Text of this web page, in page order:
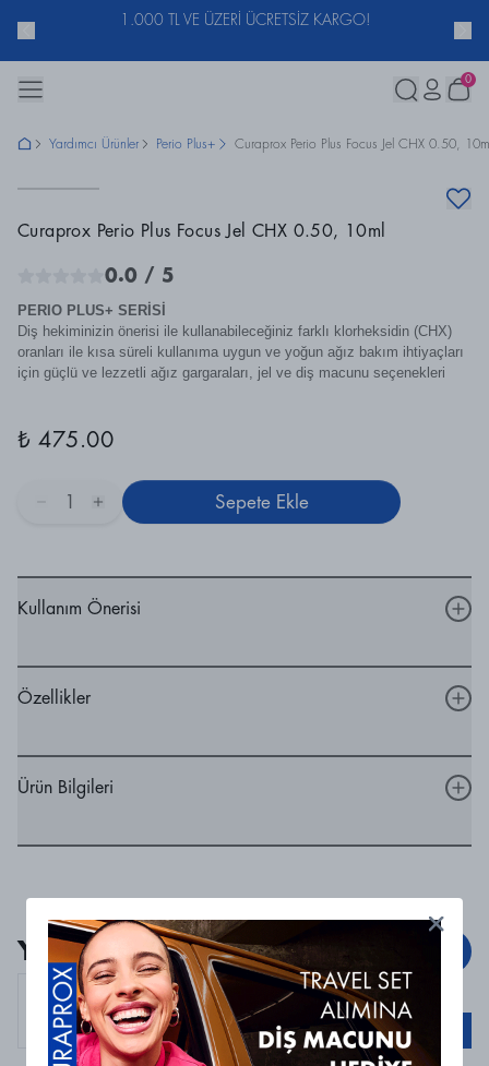
1.000 TL VE ÜZERİ ÜCRETSİZ KARGO!
0
Yardımcı Ürünler Perio Plus+ Curaprox Perio Plus Focus Jel CHX 0.50,
Curaprox Perio Plus Focus Jel CHX 0.50, 10ml
0.0 / 5
PERIO PLUS+ SERİSİ
Diş hekiminizin önerisi ile kullanabileceğiniz farklı klorheksidin (CHX)
oranları ile kısa süreli kullanıma uygun ve yoğun ağız bakım ihtiyaçları
için güçlü ve lezzetli ağız gargaraları, jel ve diş macunu seçenekleri
₺ 475.00
1 Sepete Ekle
Kullanım Önerisi
Özellikler
Ürün Bilgileri
Yorumlar
Curaprox
Curaprox Perio Plus Focus Jel CHX 0.50, 10ml
Sepete Ekle